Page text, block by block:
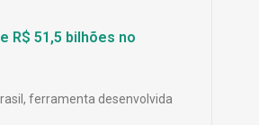
R$ 51,5 bilhões no
ferramenta desenvolvida